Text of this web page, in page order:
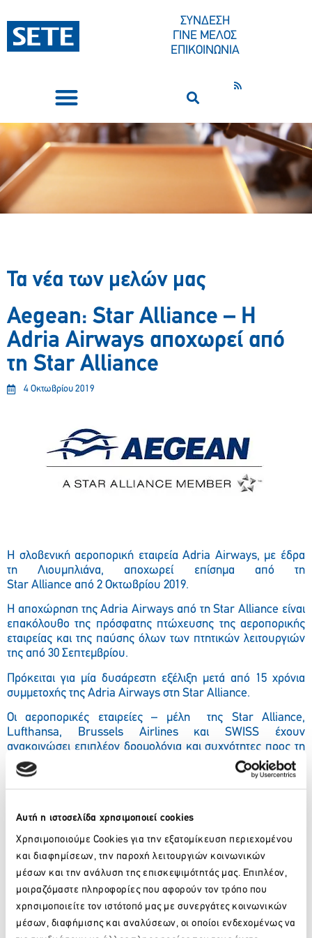
Αυτή η ιστοσελίδα χρησιμοποιεί cookies
Χρησιμοποιούμε Cookies για την εξατομίκευση περιεχομένου
και διαφημίσεων, την παροχή λειτουργιών κοινωνικών
μέσων και την ανάλυση της επισκεψιμότητάς μας. Επιπλέον,
μοιραζόμαστε πληροφορίες που αφορούν τον τρόπο που
χρησιμοποιείτε τον ιστότοπό μας με συνεργάτες κοινωνικών
μέσων, διαφήμισης και αναλύσεων, οι οποίοι ενδεχομένως να
ΣΥΝΔΕΣΗ
ΓΙΝΕ ΜΕΛΟΣ
ΕΠΙΚΟΙΝΩΝΙΑ
Τα νέα των μελών μας
Aegean: Star Alliance – Η
Adria Airways αποχωρεί από
τη Star Alliance
4 Οκτωβρίου 2019
Η σλοβενική αεροπορική εταιρείαAdria Airways, με έδρα
τη Λιουμπλιάνα, αποχωρεί επίσημα από τη
Star Alliance από 2 Οκτωβρίου 2019.
Η αποχώρηση τηςAdriaAirways από τηStarAlliance είναι
επακόλουθο της πρόσφατης πτώχευσης της αεροπορικής
εταιρείας και της παύσης όλων των πτητικών λειτουργιών
της από 30 Σεπτεμβρίου.
Πρόκειται για μία δυσάρεστη εξέλιξη μετά από 15 χρόνια
συμμετοχής της Adria Airways στη Star Alliance.
Οι αεροπορικές εταιρείες – μέλη
της Star Alliance,
Lufthansa, Brussels AirlinesκαιSWISS έχουν
ανακοινώσει επιπλέον δρομολόγια και συχνότητες προς τη
Λιουμπλιάνα.
Facebook Twitter
Πρόσφατα νέα